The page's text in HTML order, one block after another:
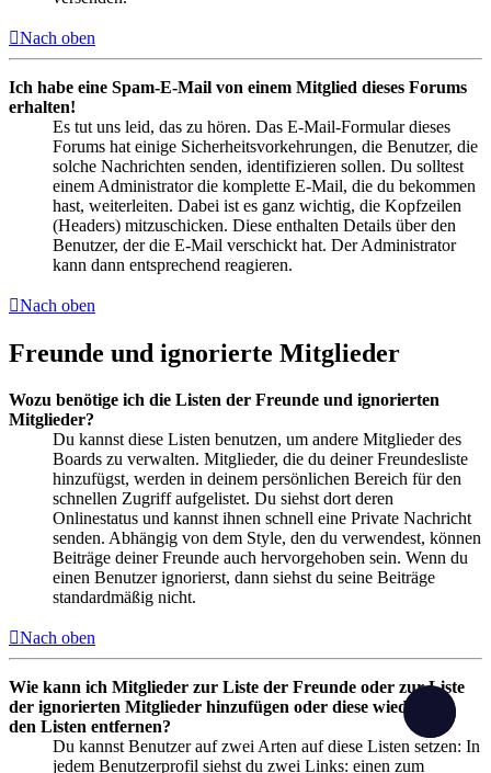
Nach oben
Ich habe eine Spam-E-Mail von einem Mitglied dieses Forums
erhalten!
Es tut uns leid, das zu hören. Das E-Mail-Formular dieses
Forums hat einige Sicherheitsvorkehrungen, die Benutzer, die
solche Nachrichten senden, identifizieren sollen. Du solltest
einem Administrator die komplette E-Mail, die du bekommen
hast, weiterleiten. Dabei ist es ganz wichtig, die Kopfzeilen
(Headers) mitzuschicken. Diese enthalten Details über den
Benutzer, der die E-Mail verschickt hat. Der Administrator
kann dann entsprechend reagieren.
Nach oben
Freunde und ignorierte Mitglieder
Wozu benötige ich die Listen der Freunde und ignorierten
Mitglieder?
Du kannst diese Listen benutzen, um andere Mitglieder des
Boards zu verwalten. Mitglieder, die du deiner Freundesliste
hinzufügst, werden in deinem persönlichen Bereich für den
schnellen Zugriff aufgelistet. Du siehst dort deren
Onlinestatus und kannst ihnen schnell eine Private Nachricht
senden. Abhängig von dem Style, den du verwendest, können
Beiträge deiner Freunde auch hervorgehoben sein. Wenn du
einen Benutzer ignorierst, dann siehst du seine Beiträge
standardmäßig nicht.
Nach oben
Wie kann ich Mitglieder zur Liste der Freunde oder zur Liste
der ignorierten Mitglieder hinzufügen oder diese wieder aus
den Listen entfernen?
Du kannst Benutzer auf zwei Arten auf diese Listen setzen: In
jedem Benutzerprofil siehst du zwei Links: einen zum